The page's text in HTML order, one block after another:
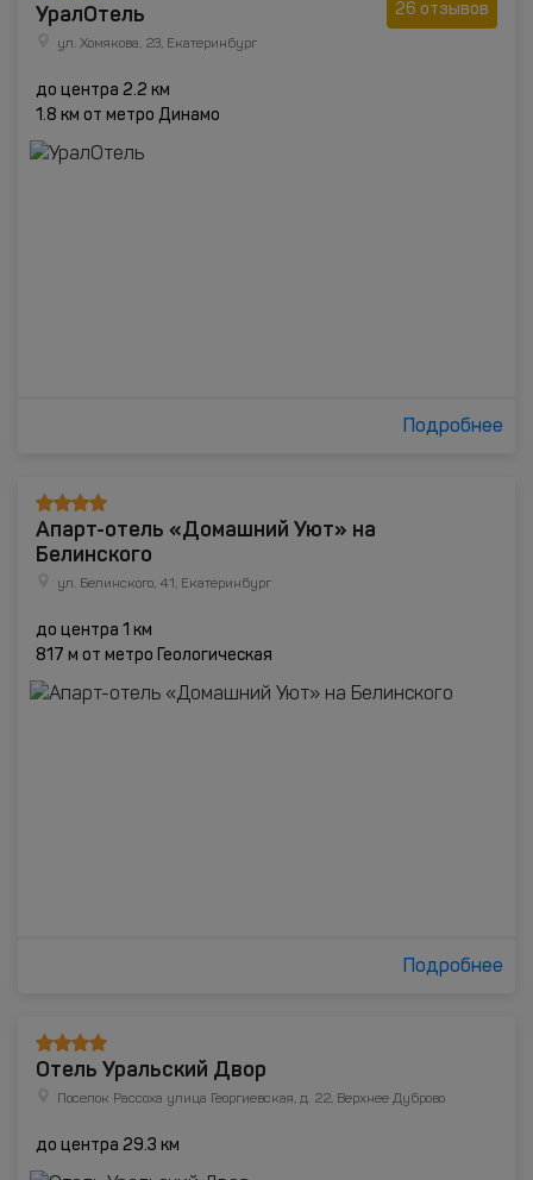
26 отзывов
УралОтель
ул. Хомякова, 23, Екатеринбург
до центра 2.2 км
1.8 км от метро Динамо
Подробнее
Апарт-отель «Домашний Уют» на
Белинского
ул. Белинского, 41, Екатеринбург
до центра 1 км
817 м от метро Геологическая
Подробнее
Отель Уральский Двор
Поселок Рассоха улица Георгиевская, д. 22, Верхнее Дуброво
до центра 29.3 км